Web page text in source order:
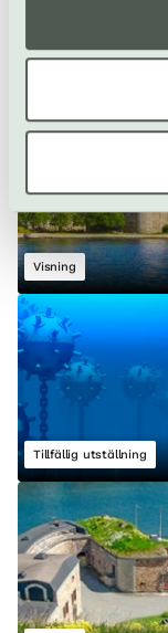
Visning
Tillfällig utställning